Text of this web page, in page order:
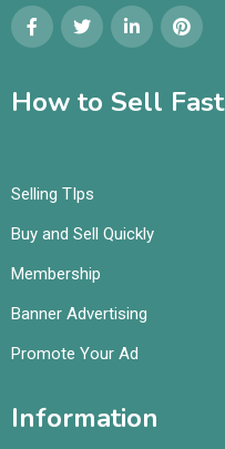
How to Sell Fast
Selling TIps
Buy and Sell Quickly
Membership
Banner Advertising
Promote Your Ad
Information